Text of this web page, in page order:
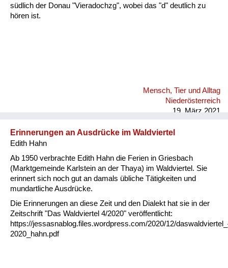
südlich der Donau "Vieradochzg", wobei das "d" deutlich zu
hören ist.
Mensch, Tier und Alltag
Niederösterreich
19. März 2021
Erinnerungen an Ausdrücke im Waldviertel
Edith Hahn
Ab 1950 verbrachte Edith Hahn die Ferien in Griesbach
(Marktgemeinde Karlstein an der Thaya) im Waldviertel. Sie
erinnert sich noch gut an damals übliche Tätigkeiten und
mundartliche Ausdrücke.
Die Erinnerungen an diese Zeit und den Dialekt hat sie in der
Zeitschrift "Das Waldviertel 4/2020" veröffentlicht:
https://jessasnablog.files.wordpress.com/2020/12/
2020_hahn.pdf